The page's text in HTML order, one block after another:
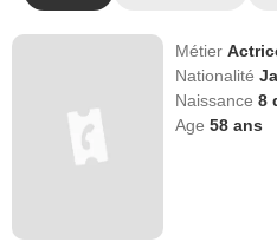
Métier
Nationalité
Naissance8
Age58 ans